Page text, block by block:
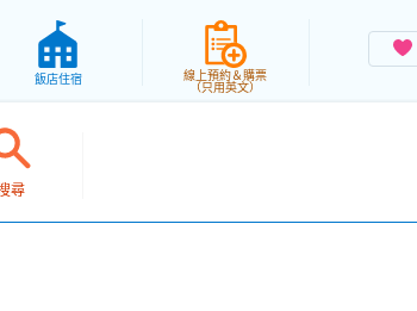
飯店住宿
線上預約＆購票
（只用英文）
尋